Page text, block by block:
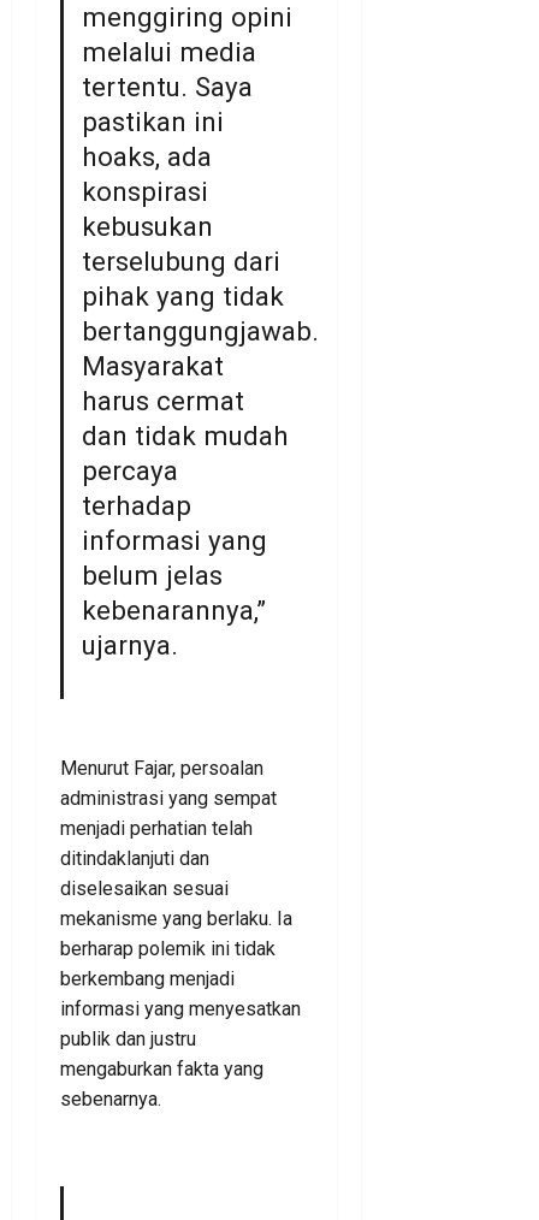
menggiring opini
melalui media
tertentu. Saya
pastikan ini
hoaks, ada
konspirasi
kebusukan
terselubung dari
pihak yang tidak
bertanggungjawab.
Masyarakat
harus cermat
dan tidak mudah
percaya
terhadap
informasi yang
belum jelas
kebenarannya,”
ujarnya.
Menurut Fajar, persoalan
administrasi yang sempat
menjadi perhatian telah
ditindaklanjuti dan
diselesaikan sesuai
mekanisme yang berlaku. Ia
berharap polemik ini tidak
berkembang menjadi
informasi yang menyesatkan
publik dan justru
mengaburkan fakta yang
sebenarnya.